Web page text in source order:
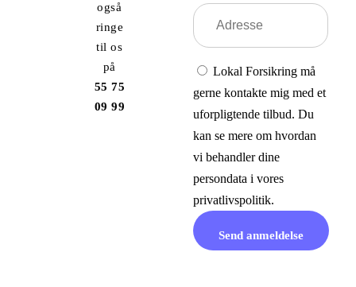
også
ringe
til os
på
55 75
09 99
Adresse
Lokal Forsikring må
gerne kontakte mig med et
uforpligtende tilbud. Du
kan se mere om hvordan
vi behandler dine
persondata i vores
privatlivspolitik.